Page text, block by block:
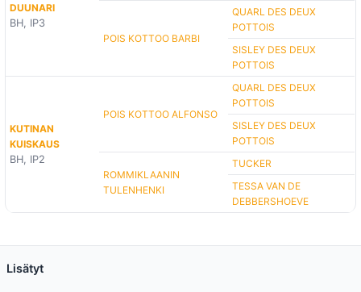
DUUNARI
BH, IP3
POIS KOTTOO BARBI
QUARL DES DEUX
POTTOIS
SISLEY DES DEUX
POTTOIS
KUTINAN
KUISKAUS
BH, IP2
POIS KOTTOO ALFONSO
QUARL DES DEUX
POTTOIS
SISLEY DES DEUX
POTTOIS
ROMMIKLAANIN
TULENHENKI
TUCKER
TESSA VAN DE
DEBBERSHOEVE
Lisätyt